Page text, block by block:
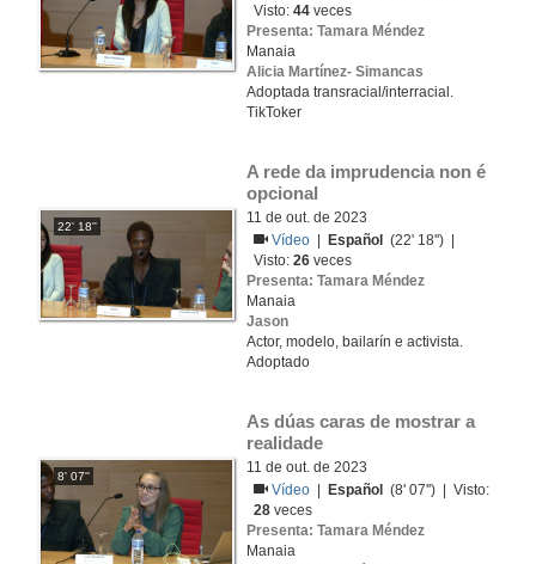
Visto:44 veces
Presenta: Tamara Méndez
Manaia
Alicia Martínez- Simancas
Adoptada transracial/interracial.
TikToker
22' 18''
A rede da imprudencia non é
opcional
11 de out. de 2023
Vídeo
Español
(22' 18'') |
Visto:26 veces
Presenta: Tamara Méndez
Manaia
Jason
Actor, modelo, bailarín e activista.
Adoptado
8' 07''
As dúas caras de mostrar a
realidade
11 de out. de 2023
Vídeo
Español
(8' 07'') | Visto:
28 veces
Presenta: Tamara Méndez
Manaia